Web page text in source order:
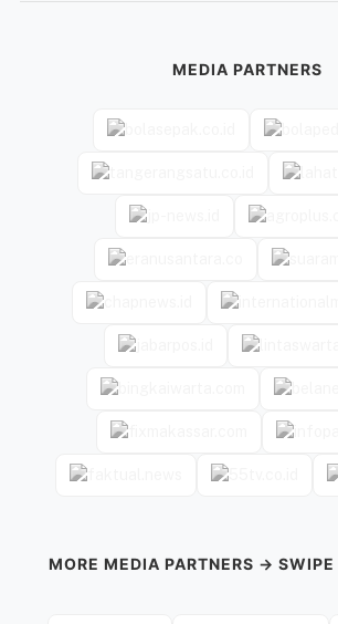
MEDIA PARTNERS
MORE MEDIA PARTNERS → SWIPE